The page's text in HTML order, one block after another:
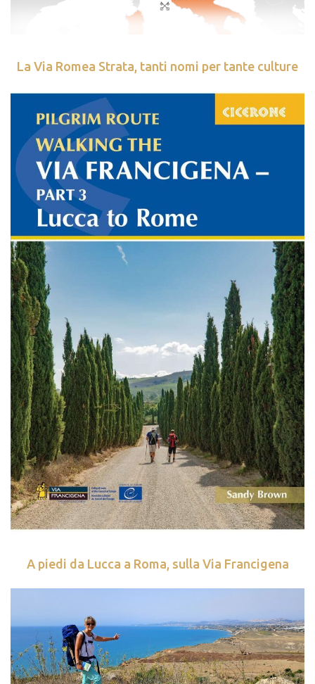
La Via Romea Strata, tanti nomi per tante culture
A piedi da Lucca a Roma, sulla Via Francigena